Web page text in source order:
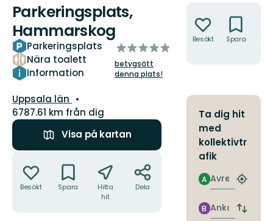
Parkeringsplats,
Hammarskog
Parkeringsplats
Nära toalett
Information
av
5
stjärnor
betygsätt
denna plats!
Län:
Uppsala län
6787.61 km från dig
Visa på kartan
Besökt Spara
Hitta
hit
Dela
Besökt Spara
Ta dig hit
med
kollektivtr
afik
Avresa
A
Hitta
Ankomst
B
Byt